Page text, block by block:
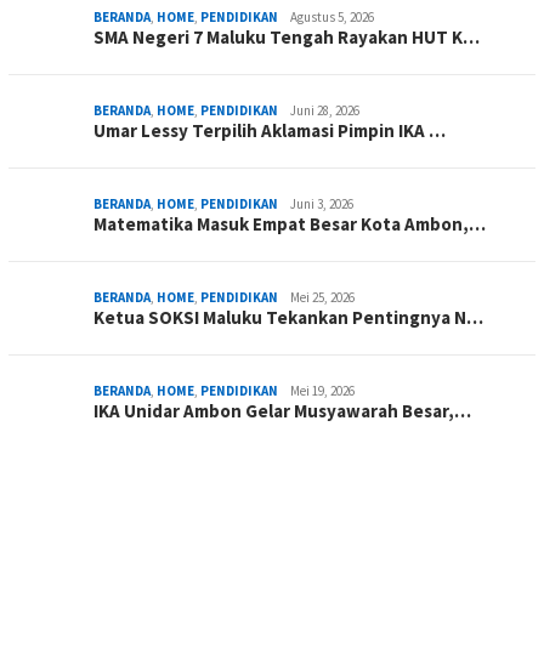
BERANDA, HOME, PENDIDIKAN Agustus 5, 2026
SMA Negeri 7 Maluku Tengah Rayakan HUT K…
BERANDA, HOME, PENDIDIKAN Juni 28, 2026
Umar Lessy Terpilih Aklamasi Pimpin IKA …
BERANDA, HOME, PENDIDIKAN Juni 3, 2026
Matematika Masuk Empat Besar Kota Ambon,…
BERANDA, HOME, PENDIDIKAN Mei 25, 2026
Ketua SOKSI Maluku Tekankan Pentingnya N…
BERANDA, HOME, PENDIDIKAN Mei 19, 2026
IKA Unidar Ambon Gelar Musyawarah Besar,…